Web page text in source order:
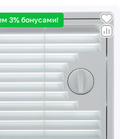
3% бонусами!